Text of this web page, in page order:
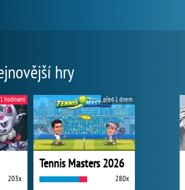
hry
203x
hodinami
Tennis Masters 2026
280x
před 1 dnem